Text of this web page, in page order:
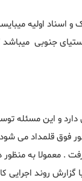
و اسناد اولیه
جنوبی
و این مسئله
فوق قلمداد می
. معمولا به
که متناسب با گزارش